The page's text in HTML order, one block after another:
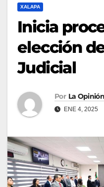
XALAPA
Inicia
elección
Judicial
Por La Opinión
ENE 4, 2025